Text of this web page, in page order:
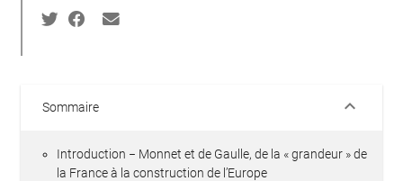
Sommaire keyboard_arrow_down
Introduction − Monnet et de Gaulle, de la « grandeur » de
la France à la construction de l’Europe